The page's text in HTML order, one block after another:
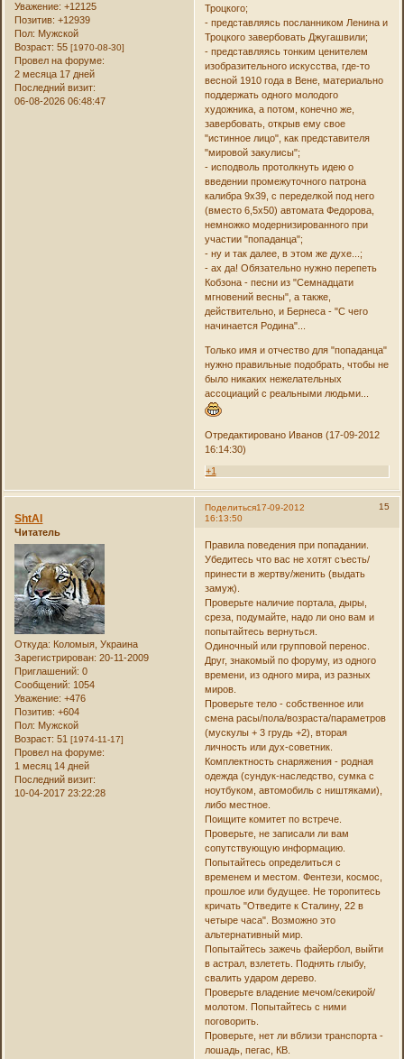
Уважение: +12125
Позитив: +12939
Пол: Мужской
Возраст: 55[1970-08-30]
Провел на форуме:
2 месяца 17 дней
Последний визит:
06-08-2026 06:48:47
Троцкого;
- представляясь посланником Ленина и
Троцкого завербовать Джугашвили;
- представляясь тонким ценителем
изобразительного искусства, где-то
весной 1910 года в Вене, материально
поддержать одного молодого
художника, а потом, конечно же,
завербовать, открыв ему свое
"истинное лицо", как представителя
"мировой закулисы";
- исподволь протолкнуть идею о
введении промежуточного патрона
калибра 9х39, с переделкой под него
(вместо 6,5х50) автомата Федорова,
немножко модернизированного при
участии "попаданца";
- ну и так далее, в этом же духе...;
- ах да! Обязательно нужно перепеть
Кобзона - песни из "Семнадцати
мгновений весны", а также,
действительно, и Бернеса - "С чего
начинается Родина"...
Только имя и отчество для "попаданца"
нужно правильные подобрать, чтобы не
было никаких нежелательных
ассоциаций с реальными людьми...
Отредактировано Иванов (17-09-2012
16:14:30)
+1
Поделиться 15
17-09-2012
16:13:50
ShtAl
Читатель
Откуда: Коломыя, Украина
Зарегистрирован: 20-11-2009
Приглашений: 0
Сообщений: 1054
Уважение: +476
Позитив: +604
Пол: Мужской
Возраст: 51[1974-11-17]
Провел на форуме:
1 месяц 14 дней
Последний визит:
10-04-2017 23:22:28
Правила поведения при попадании.
Убедитесь что вас не хотят съесть/
принести в жертву/женить (выдать
замуж).
Проверьте наличие портала, дыры,
среза, подумайте, надо ли оно вам и
попытайтесь вернуться.
Одиночный или групповой перенос.
Друг, знакомый по форуму, из одного
времени, из одного мира, из разных
миров.
Проверьте тело - собственное или
смена расы/пола/возраста/параметров
(мускулы + 3 грудь +2), вторая
личность или дух-советник.
Комплектность снаряжения - родная
одежда (сундук-наследство, сумка с
ноутбуком, автомобиль с ништяками),
либо местное.
Поищите комитет по встрече.
Проверьте, не записали ли вам
сопутствующую информацию.
Попытайтесь определиться с
временем и местом. Фентези, космос,
прошлое или будущее. Не торопитесь
кричать "Отведите к Сталину, 22 в
четыре часа". Возможно это
альтернативный мир.
Попытайтесь зажечь файербол, выйти
в астрал, взлететь. Поднять глыбу,
свалить ударом дерево.
Проверьте владение мечом/секирой/
молотом. Попытайтесь с ними
поговорить.
Проверьте, нет ли вблизи транспорта -
лошадь, пегас, КВ.